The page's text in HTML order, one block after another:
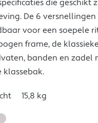
die geschikt
De 6 versnellingen
voor een soepele
frame, de
banden en zadel
klassebak.
15,8 kg